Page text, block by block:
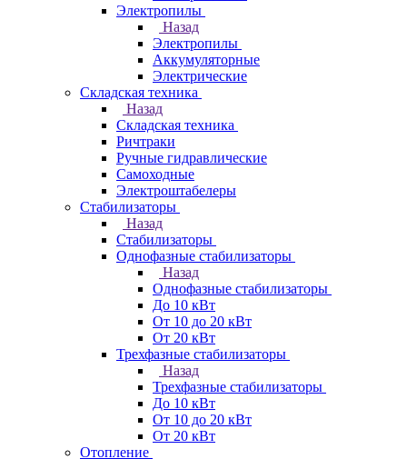
Электропилы
Назад
Электропилы
Аккумуляторные
Электрические
Складская техника
Назад
Складская техника
Ричтраки
Ручные гидравлические
Самоходные
Электроштабелеры
Стабилизаторы
Назад
Стабилизаторы
Однофазные стабилизаторы
Назад
Однофазные стабилизаторы
До 10 кВт
От 10 до 20 кВт
От 20 кВт
Трехфазные стабилизаторы
Назад
Трехфазные стабилизаторы
До 10 кВт
От 10 до 20 кВт
От 20 кВт
Отопление